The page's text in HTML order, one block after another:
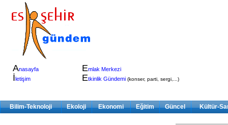
Anasayfa
İletişim
Emlak Merkezi
Etkinlik Gündemi (konser, parti, sergi,...)
Bilim-Teknoloji Ekoloji Ekonomi Eğitim Güncel Kültür-